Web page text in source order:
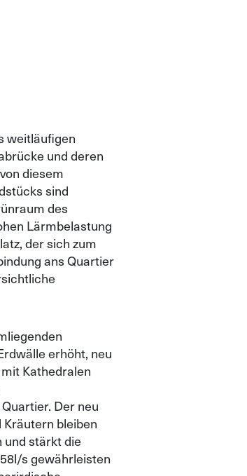
weitläufigen
und deren
diesem
sind
des
Lärmbelastung
der sich zum
ans Quartier
erhöht, neu
Kathedralen
Der neu
bleiben
und stärkt die
s gewährleisten